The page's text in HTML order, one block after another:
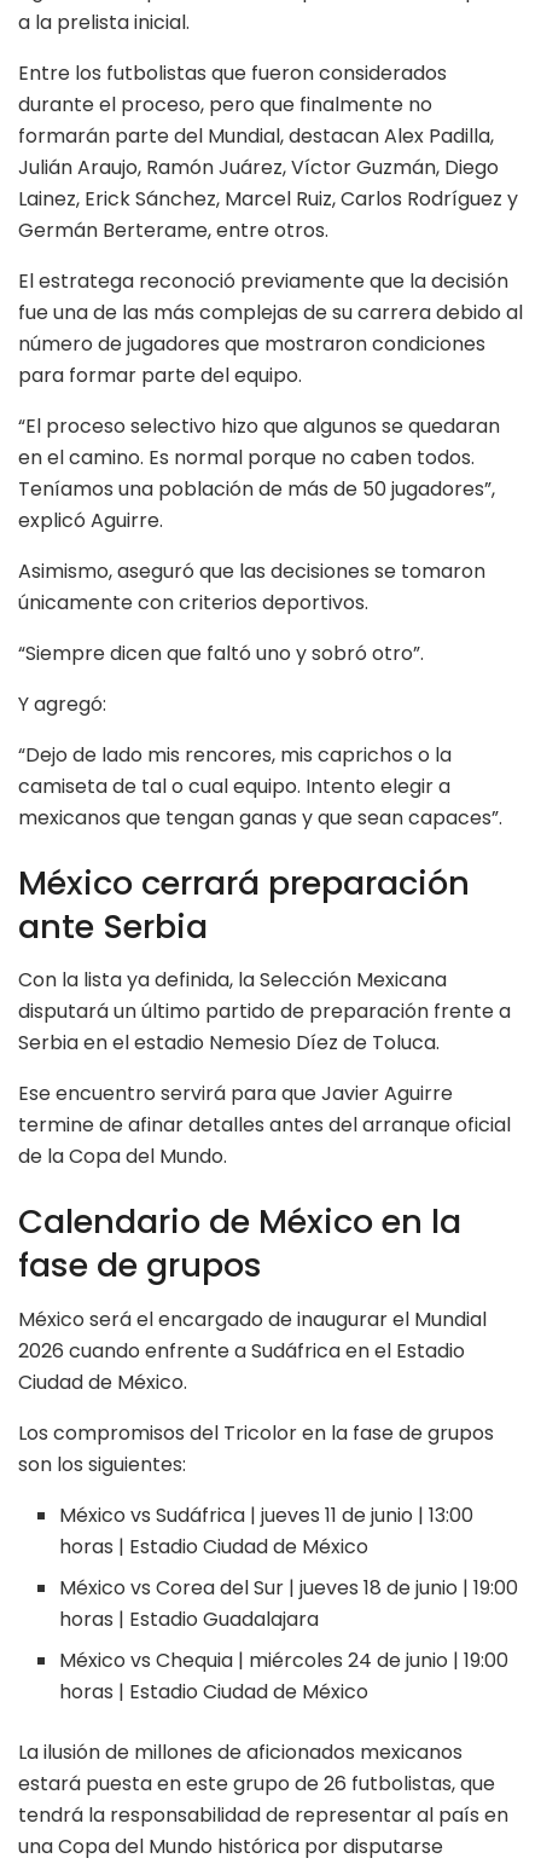
a la prelista inicial.
Entre los futbolistas que fueron considerados
durante el proceso, pero que finalmente no
formarán parte del Mundial, destacan Alex Padilla,
Julián Araujo, Ramón Juárez, Víctor Guzmán, Diego
Lainez, Erick Sánchez, Marcel Ruiz, Carlos Rodríguez y
Germán Berterame, entre otros.
El estratega reconoció previamente que la decisión
fue una de las más complejas de su carrera debido al
número de jugadores que mostraron condiciones
para formar parte del equipo.
“El proceso selectivo hizo que algunos se quedaran
en el camino. Es normal porque no caben todos.
Teníamos una población de más de 50 jugadores”,
explicó Aguirre.
Asimismo, aseguró que las decisiones se tomaron
únicamente con criterios deportivos.
“Siempre dicen que faltó uno y sobró otro”.
Y agregó:
“Dejo de lado mis rencores, mis caprichos o la
camiseta de tal o cual equipo. Intento elegir a
mexicanos que tengan ganas y que sean capaces”.
México cerrará preparación
ante Serbia
Con la lista ya definida, la Selección Mexicana
disputará un último partido de preparación frente a
Serbia en el estadio Nemesio Díez de Toluca.
Ese encuentro servirá para que Javier Aguirre
termine de afinar detalles antes del arranque oficial
de la Copa del Mundo.
Calendario de México en la
fase de grupos
México será el encargado de inaugurar el Mundial
2026 cuando enfrente a Sudáfrica en el Estadio
Ciudad de México.
Los compromisos del Tricolor en la fase de grupos
son los siguientes:
México vs Sudáfrica | jueves 11 de junio | 13:00
horas | Estadio Ciudad de México
México vs Corea del Sur | jueves 18 de junio | 19:00
horas | Estadio Guadalajara
México vs Chequia | miércoles 24 de junio | 19:00
horas | Estadio Ciudad de México
La ilusión de millones de aficionados mexicanos
estará puesta en este grupo de 26 futbolistas, que
tendrá la responsabilidad de representar al país en
una Copa del Mundo histórica por disputarse